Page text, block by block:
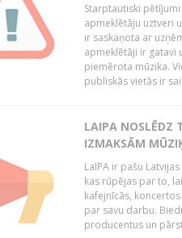
Starptautiski
apmeklētāju uztveri
ir saskaņota ar
apmeklētāji ir gatavi
piemērota mūzika.
publiskās vietās ir
LAIPA NOSLĒDZ
IZMAKSĀM
LaIPA ir pašu
kas rūpējas par to,
kafejnīcās,
par savu darbu.
producentus un